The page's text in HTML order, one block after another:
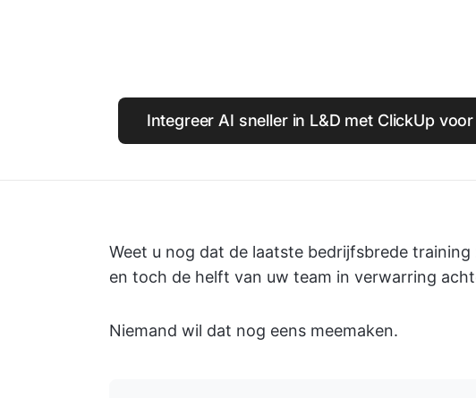
Integreer AI sneller in L&D met ClickUp voor
Weet u nog dat de laatste bedrijfsbrede
en toch de helft van uw team in verwarring
Niemand wil dat nog eens meemaken.